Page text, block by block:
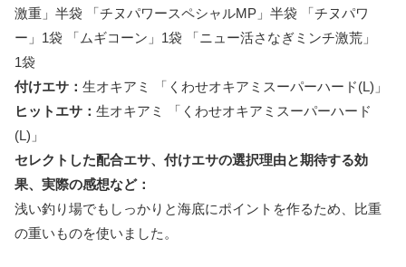
激重」半袋 「チヌパワースペシャルMP」半袋 「チヌパワ
ー」1袋 「ムギコーン」1袋 「ニュー活さなぎミンチ激荒」
1袋
付けエサ： 生オキアミ 「くわせオキアミスーパーハード(L)」
ヒットエサ： 生オキアミ 「くわせオキアミスーパーハード
(L)」
セレクトした配合エサ、付けエサの選択理由と期待する効
果、実際の感想など：
浅い釣り場でもしっかりと海底にポイントを作るため、比重
の重いものを使いました。